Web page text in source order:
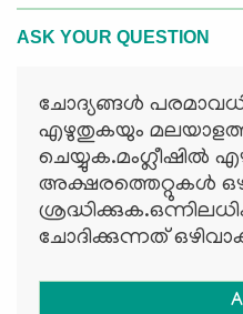
ASK YOUR QUESTION
ചോദ്യങ്ങള്‍
എഴുതുകയും
ചെയ്യുക.മംഗ്ലീഷില്‍
അക്ഷരത്തെറ്റുകള്‍
ചോദിക്കുന്നത്